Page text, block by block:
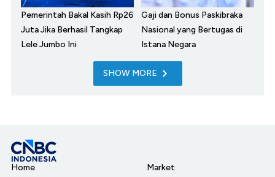
Pemerintah Bakal Kasih Rp26
Juta Jika Berhasil Tangkap
Lele Jumbo Ini
Gaji dan Bonus Paskibraka
Nasional yang Bertugas di
Istana Negara
SHOW MORE
Home
Market